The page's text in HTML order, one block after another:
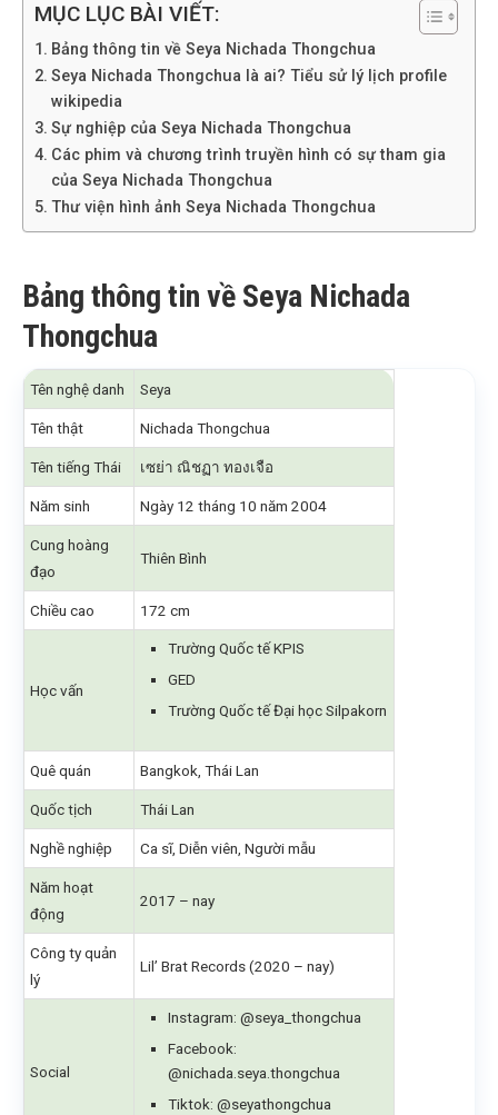
MỤC LỤC BÀI VIẾT:
Bảng thông tin về Seya Nichada Thongchua
Seya Nichada Thongchua là ai? Tiểu sử lý lịch profile
wikipedia
Sự nghiệp của Seya Nichada Thongchua
Các phim và chương trình truyền hình có sự tham gia
của Seya Nichada Thongchua
Thư viện hình ảnh Seya Nichada Thongchua
Bảng thông tin về Seya Nichada
Thongchua
Tên nghệ danh Seya
Tên thật Nichada Thongchua
Tên tiếng Thái เซย่า ณิชฏา ทองเจือ
Năm sinh Ngày 12 tháng 10 năm 2004
Cung hoàng
đạo
Thiên Bình
Chiều cao 172 cm
Học vấn
Trường Quốc tế KPIS
GED
Trường Quốc tế Đại học Silpakorn
Quê quán Bangkok, Thái Lan
Quốc tịch Thái Lan
Nghề nghiệp Ca sĩ, Diễn viên, Người mẫu
Năm hoạt
động
2017 – nay
Công ty quản
lý
Lil’ Brat Records (2020 – nay)
Social
Instagram: @seya_thongchua
Facebook:
@nichada.seya.thongchua
Tiktok: @seyathongchua